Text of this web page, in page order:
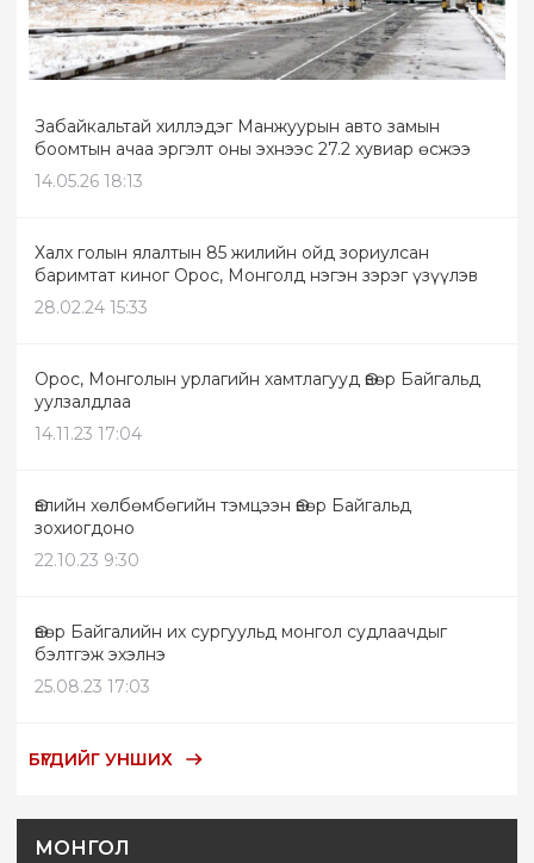
Забайкальтай хиллэдэг Манжуурын авто замын
боомтын ачаа эргэлт оны эхнээс 27.2 хувиар өсжээ
14.05.26 18:13
Халх голын ялалтын 85 жилийн ойд зориулсан
баримтат киног Орос, Монголд нэгэн зэрэг үзүүлэв
28.02.24 15:33
Орос, Монголын урлагийн хамтлагууд Өвөр Байгальд
уулзалдлаа
14.11.23 17:04
Өвлийн хөлбөмбөгийн тэмцээн Өвөр Байгальд
зохиогдоно
22.10.23 9:30
Өвөр Байгалийн их сургуульд монгол судлаачдыг
бэлтгэж эхэлнэ
25.08.23 17:03
БҮГДИЙГ УНШИХ
МОНГОЛ